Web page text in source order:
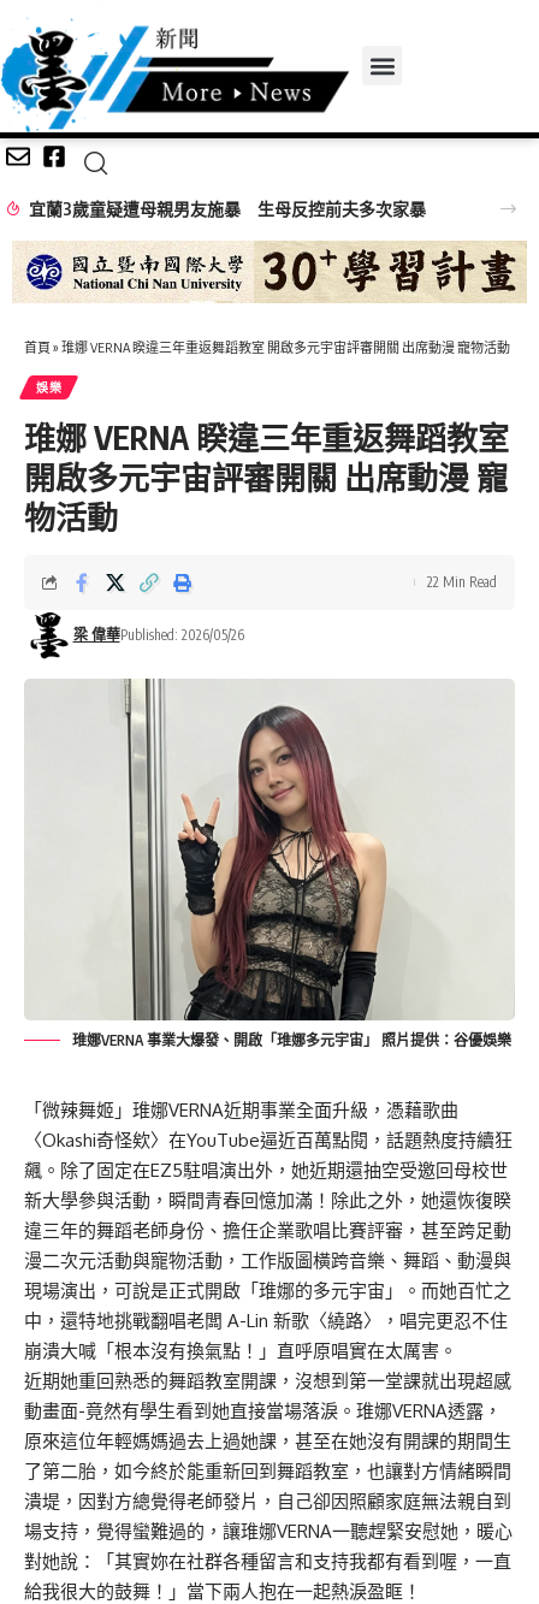
嘉義無人機競賽登場 73隊挑戰穿越賽與無人機足球
首頁 » 琟娜 VERNA 睽違三年重返舞蹈教室 開啟多元宇宙評審開關 出席動漫 寵物活動
娛樂
琟娜 VERNA 睽違三年重返舞蹈教室
開啟多元宇宙評審開關 出席動漫 寵
物活動
梁 偉華Published: 2026/05/26
22 Min Read
琟娜VERNA 事業大爆發、開啟「琟娜多元宇宙」 照片提供：谷優娛樂
「微辣舞姬」琟娜VERNA近期事業全面升級，憑藉歌曲
〈Okashi奇怪欸〉在YouTube逼近百萬點閱，話題熱度持續狂
飆。除了固定在EZ5駐唱演出外，她近期還抽空受邀回母校世
新大學參與活動，瞬間青春回憶加滿！除此之外，她還恢復睽
違三年的舞蹈老師身份、擔任企業歌唱比賽評審，甚至跨足動
漫二次元活動與寵物活動，工作版圖橫跨音樂、舞蹈、動漫與
現場演出，可說是正式開啟「琟娜的多元宇宙」。而她百忙之
中，還特地挑戰翻唱老闆 A-Lin 新歌〈繞路〉，唱完更忍不住
崩潰大喊「根本沒有換氣點！」直呼原唱實在太厲害。
近期她重回熟悉的舞蹈教室開課，沒想到第一堂課就出現超感
動畫面-竟然有學生看到她直接當場落淚。琟娜VERNA透露，
原來這位年輕媽媽過去上過她課，甚至在她沒有開課的期間生
了第二胎，如今終於能重新回到舞蹈教室，也讓對方情緒瞬間
潰堤，因對方總覺得老師發片，自己卻因照顧家庭無法親自到
場支持，覺得蠻難過的，讓琟娜VERNA一聽趕緊安慰她，暖心
對她說：「其實妳在社群各種留言和支持我都有看到喔，一直
給我很大的鼓舞！」當下兩人抱在一起熱淚盈眶！